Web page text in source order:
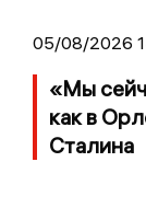
05/08/2026
«Мы
как в
Сталина